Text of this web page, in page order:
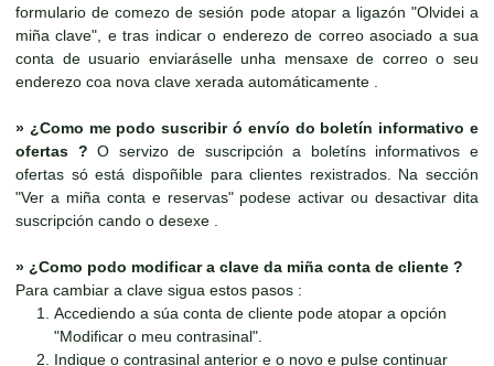
formulario de comezo de sesión pode atopar a ligazón "Olvidei a
miña clave", e tras indicar o enderezo de correo asociado a sua
conta de usuario enviaráselle unha mensaxe de correo o seu
enderezo coa nova clave xerada automáticamente .
» ¿Como me podo suscribir ó envío do boletín informativo e
ofertas ? O servizo de suscripción a boletíns informativos e
ofertas só está dispoñible para clientes rexistrados. Na sección
"Ver a miña conta e reservas" podese activar ou desactivar dita
suscripción cando o desexe .
» ¿Como podo modificar a clave da miña conta de cliente ?
Para cambiar a clave sigua estos pasos :
Accediendo a súa conta de cliente pode atopar a opción
"Modificar o meu contrasinal".
Indique o contrasinal anterior e o novo e pulse continuar